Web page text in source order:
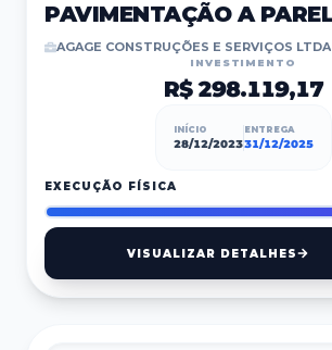
AGAGE CONSTRUÇÕES E SERVIÇOS LTDA
INVESTIMENTO
R$ 298.119,17
INÍCIO
28/12/2023
ENTREGA
31/12/2025
EXECUÇÃO FÍSICA
VISUALIZAR DETALHES